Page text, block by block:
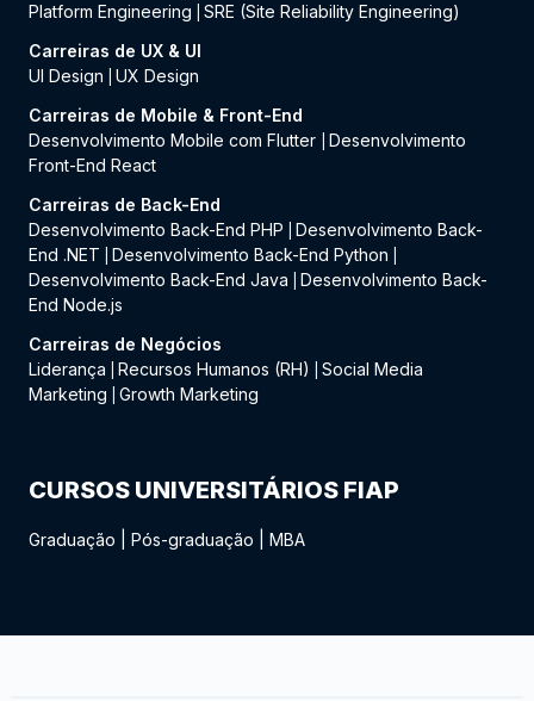
Platform Engineering
SRE (Site Reliability Engineering)
Carreiras de UX & UI
UI Design
UX Design
Carreiras de Mobile & Front-End
Desenvolvimento Mobile com Flutter
Desenvolvimento
Front-End React
Carreiras de Back-End
Desenvolvimento Back-End PHP
Desenvolvimento Back-
End .NET
Desenvolvimento Back-End Python
Desenvolvimento Back-End Java
Desenvolvimento Back-
End Node.js
Carreiras de Negócios
Liderança
Recursos Humanos (RH)
Social Media
Marketing
Growth Marketing
CURSOS UNIVERSITÁRIOS FIAP
Graduação Pós-graduação MBA